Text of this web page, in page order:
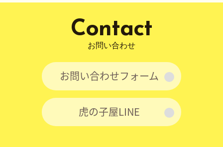
送
Contact
お問い合わせ
お問い合わせフォーム
虎の子屋LINE